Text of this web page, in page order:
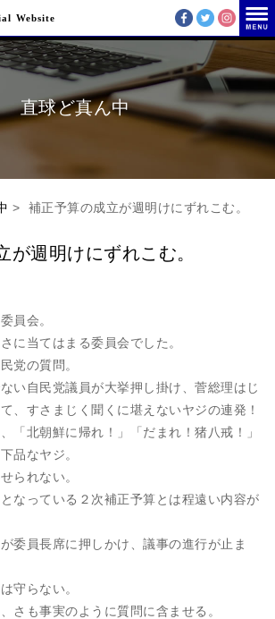
Website
直球ど真ん中
> 補正予算の成立が週明けにずれこむ。
が週明けにずれこむ。
員会。
に当てはまる委員会でした。
党の質問。
い自民党議員が大挙押し掛け、菅総理はじ
、すさまじく聞くに堪えないヤジの連発！
「北朝鮮に帰れ！」「だまれ！猪八戒！」
品なヤジ。
られない。
なっている２次補正予算とは程遠い内容が
委員長席に押しかけ、議事の進行が止ま
守らない。
さも事実のように質問に含ませる。